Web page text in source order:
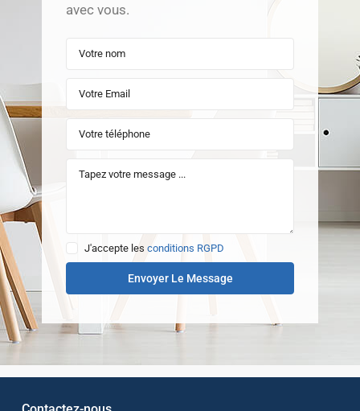
avec vous.
J'accepte lesconditions RGPD
Envoyer Le Message